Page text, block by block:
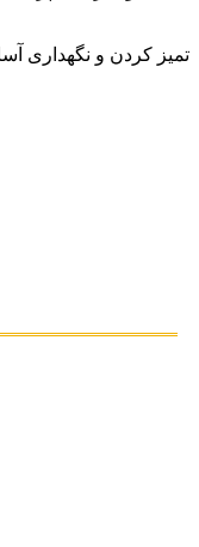
تمیز کردن و نگهداری